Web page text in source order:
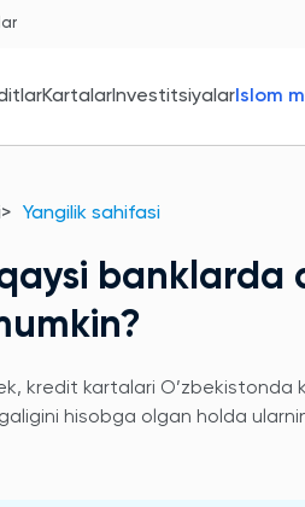
KartalarInvestitsiyalarIslom
Yangilik sahifasi
banklarda
kredit kartalari
hisobga olgan holda